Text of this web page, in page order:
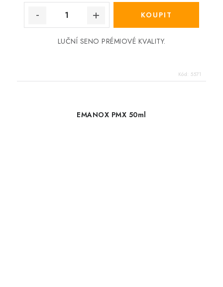
LUČNÍ SENO PRÉMIOVÉ KVALITY.
Kód: 5571
EMANOX PMX 50ml